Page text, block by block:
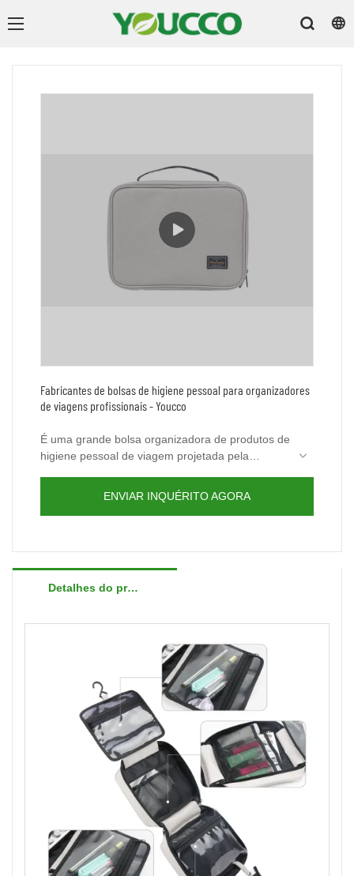
Fabricantes de bolsas de higiene pessoal para organizadores
de viagens profissionais - Youcco
É uma grande bolsa organizadora de produtos de
higiene pessoal de viagem projetada pela
pessoal da família. com um pequeno saco
transparente destacável aprovado pela TSA para
Se você estiver interessado nele, pls não hesite
ENVIAR INQUÉRITO AGORA
Detalhes do produto